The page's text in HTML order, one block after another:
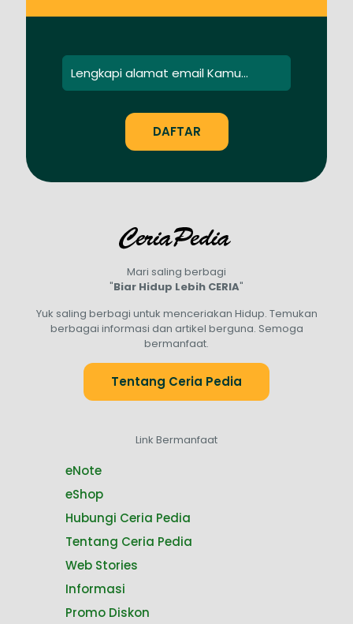
Mari saling berbagi
"Biar Hidup Lebih CERIA"
Yuk saling berbagi untuk menceriakan Hidup. Temukan
berbagai informasi dan artikel berguna. Semoga
bermanfaat.
Tentang Ceria Pedia
Link Bermanfaat
eNote
eShop
Hubungi Ceria Pedia
Tentang Ceria Pedia
Web Stories
Informasi
Promo Diskon